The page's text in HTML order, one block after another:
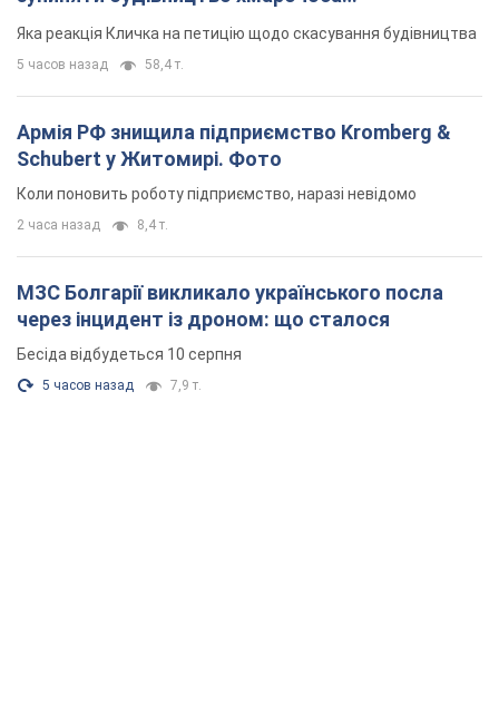
"московського вірянина"
Яка реакція Кличка на петицію щодо скасування будівництва
5 часов назад 58,4 т.
Армія РФ знищила підприємство Kromberg &
Schubert у Житомирі. Фото
Коли поновить роботу підприємство, наразі невідомо
2 часа назад 8,4 т.
МЗС Болгарії викликало українського посла
через інцидент із дроном: що сталося
Бесіда відбудеться 10 серпня
5 часов назад 7,9 т.